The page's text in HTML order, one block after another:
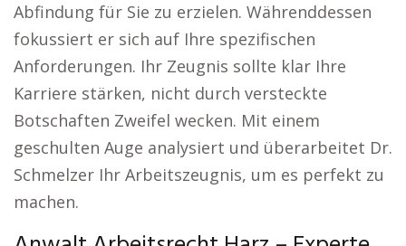
Abfindung für Sie zu erzielen. Währenddessen
fokussiert er sich auf Ihre spezifischen
Anforderungen. Ihr Zeugnis sollte klar Ihre
Karriere stärken, nicht durch versteckte
Botschaften Zweifel wecken. Mit einem
geschulten Auge analysiert und überarbeitet Dr.
Schmelzer Ihr Arbeitszeugnis, um es perfekt zu
machen.